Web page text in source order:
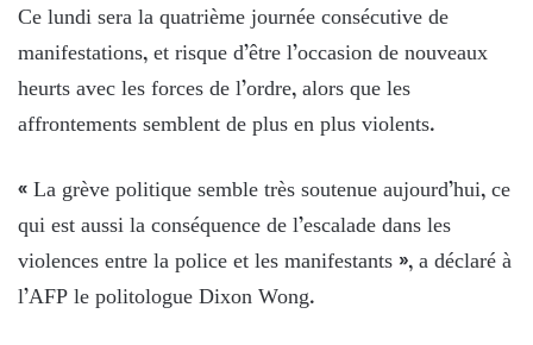
Ce lundi sera la quatrième journée consécutive de
manifestations, et risque d’être l’occasion de nouveaux
heurts avec les forces de l’ordre, alors que les
affrontements semblent de plus en plus violents.
« La grève politique semble très soutenue aujourd’hui, ce
qui est aussi la conséquence de l’escalade dans les
violences entre la police et les manifestants », a déclaré à
l’AFP le politologue Dixon Wong.